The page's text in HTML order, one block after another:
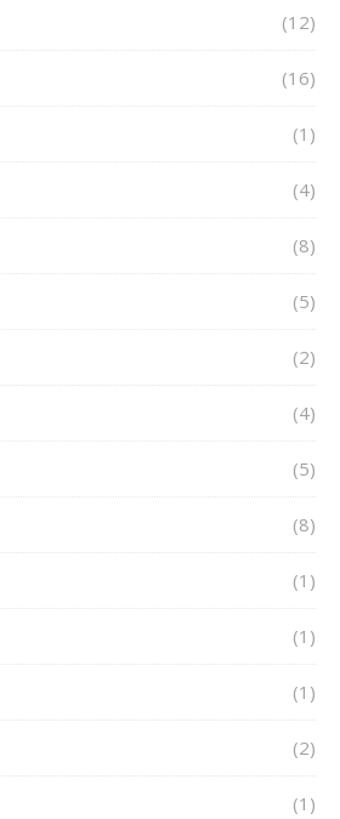
(12)
(16)
(1)
(4)
(8)
(5)
(2)
(4)
(5)
(8)
(1)
(1)
(1)
(2)
(1)